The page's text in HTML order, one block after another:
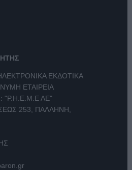
ΕΚΔΟΤΙΚΑ
ΕΤΑΙΡΕΙΑ
"Ρ.Η.Ε.Μ.Ε ΑΕ"
253, ΠΑΛΛΗΝΗ,